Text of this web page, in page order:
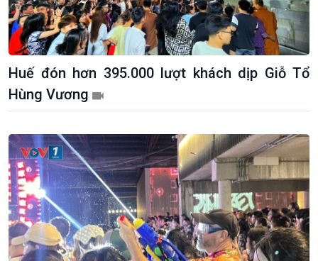
Chính trị
Tin Chính trị
Quốc hội với cử tri
Xây dựng đảng
Đảng trong cuộc sống
Nhận diện sự thật
Pháp luật và đời sống
Hồ sơ sự kiện quốc tế
Thế giới & Việt Nam
Biên cương - Một dải vững
bền
Huế đón hơn 395.000 lượt khách dịp Giỗ Tổ
Hùng Vương